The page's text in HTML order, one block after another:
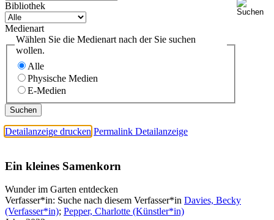
Bibliothek
Medienart
Wählen Sie die Medienart nach der Sie suchen
wollen.
Alle
Physische Medien
E-Medien
Detailanzeige drucken Permalink Detailanzeige
Ein kleines Samenkorn
Wunder im Garten entdecken
Verfasser*in: Suche nach diesem Verfasser*in Davies, Becky
(Verfasser*in); Pepper, Charlotte (Künstler*in)